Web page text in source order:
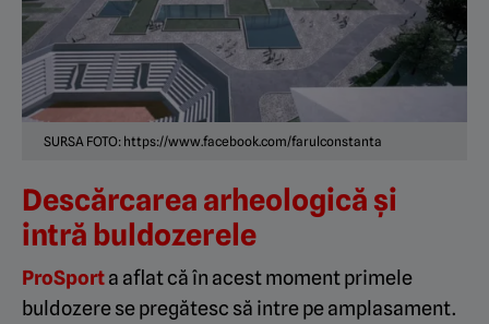
SURSA FOTO: https://www.facebook.com/farulconstanta
Descărcarea arheologică și
intră buldozerele
ProSporta aflat că în acest moment primele
buldozere se pregătesc să intre pe amplasament.